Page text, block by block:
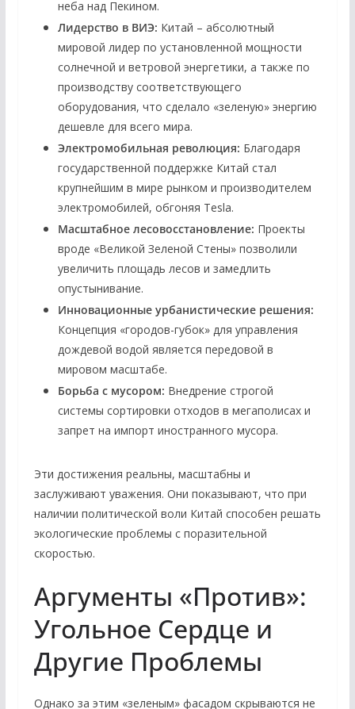
неба над Пекином.
Лидерство в ВИЭ: Китай – абсолютный
мировой лидер по установленной мощности
солнечной и ветровой энергетики, а также по
производству соответствующего
оборудования, что сделало «зеленую» энергию
дешевле для всего мира.
Электромобильная революция: Благодаря
государственной поддержке Китай стал
крупнейшим в мире рынком и производителем
электромобилей, обгоняя Tesla.
Масштабное лесовосстановление: Проекты
вроде «Великой Зеленой Стены» позволили
увеличить площадь лесов и замедлить
опустынивание.
Инновационные урбанистические решения:
Концепция «городов-губок» для управления
дождевой водой является передовой в
мировом масштабе.
Борьба с мусором: Внедрение строгой
системы сортировки отходов в мегаполисах и
запрет на импорт иностранного мусора.
Эти достижения реальны, масштабны и
заслуживают уважения. Они показывают, что при
наличии политической воли Китай способен решать
экологические проблемы с поразительной
скоростью.
Аргументы «Против»:
Угольное Сердце и
Другие Проблемы
Однако за этим «зеленым» фасадом скрываются не